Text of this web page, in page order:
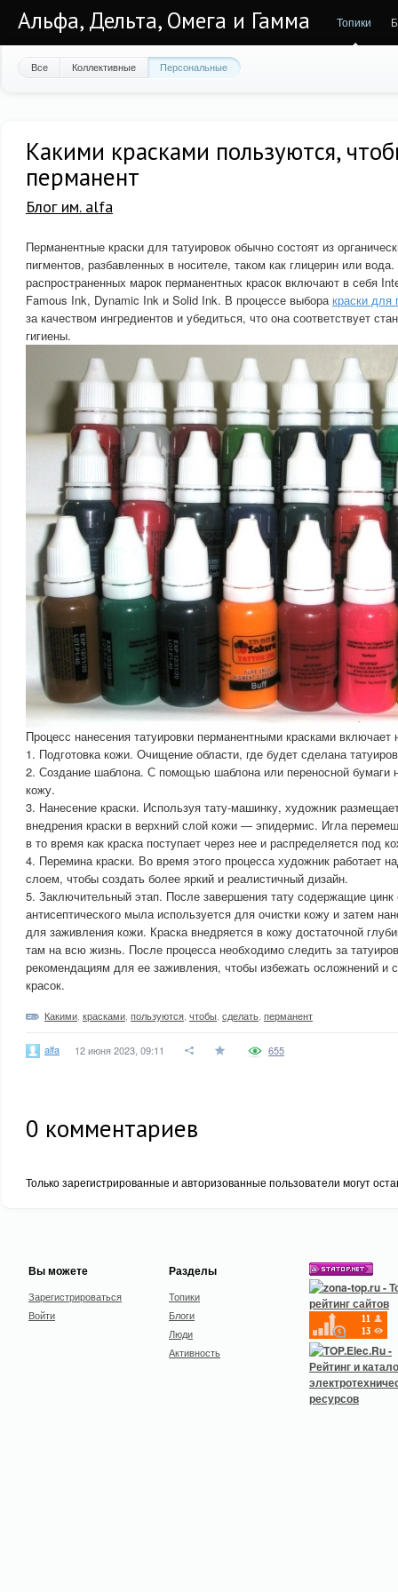
Альфа, Дельта, Омега и Гамма Топики
Все Коллективные Персональные
Какими красками пользуются,
перманент
Блог им. alfa
Перманентные краски для татуировок обычно состоят из
пигментов, разбавленных в носителе, таком как глицерин или
распространенных марок перманентных красок включают в себя
Famous Ink, Dynamic Ink и Solid Ink. В процессе выборакраски для
за качеством ингредиентов и убедиться, что она соответствует
гигиены.
Процесс нанесения татуировки перманентными красками включает
1. Подготовка кожи. Очищение области, где будет сделана
2. Создание шаблона. С помощью шаблона или переносной бумаги
кожу.
3. Нанесение краски. Используя тату-машинку, художник
внедрения краски в верхний слой кожи — эпидермис. Игла
в то время как краска поступает через нее и распределяется под
4. Перемина краски. Во время этого процесса художник работает
слоем, чтобы создать более яркий и реалистичный дизайн.
5. Заключительный этап. После завершения тату содержащие цинк
антисептического мыла используется для очистки кожу и затем
для заживления кожи. Краска внедряется в кожу достаточной
там на всю жизнь. После процесса необходимо следить за
рекомендациям для ее заживления, чтобы избежать осложнений и
красок.
Какими красками пользуются чтобы сделать перманент
alfa 12 июня 2023, 09:11 655
0 комментариев
Только зарегистрированные и авторизованные пользователи могут
Вы можете
Зарегистрироваться
Войти
Разделы
Топики
Блоги
Люди
Активность